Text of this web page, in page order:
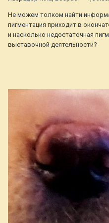
Не можем толком найти
пигментация приходит в
и насколько недостаточная
выставочной деятельности?